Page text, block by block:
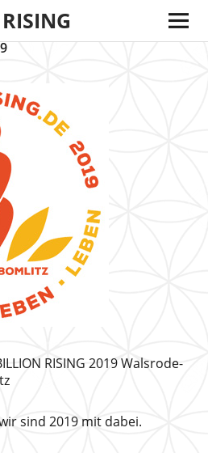
RISING 2019 Walsrode-
sind 2019 mit dabei.